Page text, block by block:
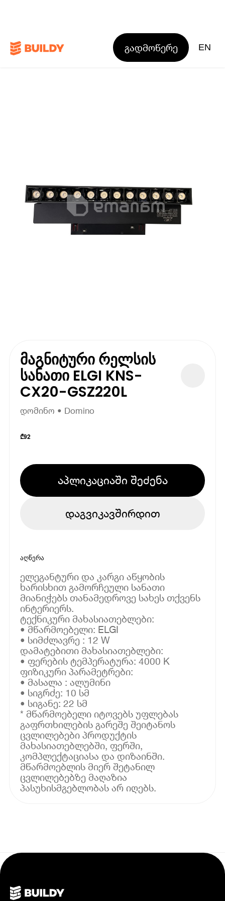
გადმოწერე EN
მაგნიტური რელსის
სანათი ELGI KNS-
CX20-GSZ220L
დომინო • Domino
₾92
აპლიკაციაში შეძენა
დაგვიკავშირდით
აღწერა
ელეგანტური და კარგი აწყობის
ხარისხით გამორჩეული სანათი
მიანიჭებს თანამედროვე სახეს თქვენს
ინტერიერს.
ტექნიკური მახასიათებლები:
• მწარმოებელი: ELGI
• სიმძლავრე : 12 W
დამატებითი მახასიათებლები:
• ფერების ტემპერატურა: 4000 K
ფიზიკური პარამეტრები:
• მასალა : ალუმინი
• სიგრძე: 10 სმ
• სიგანე: 22 სმ
* მწარმოებელი იტოვებს უფლებას
გაფრთხილების გარეშე შეიტანოს
ცვლილებები პროდუქტის
მახასიათებლებში, ფერში,
კომპლექტაციასა და დიზაინში.
მწარმოებლის მიერ შეტანილ
ცვლილებებზე მაღაზია
პასუხისმგებლობას არ იღებს.